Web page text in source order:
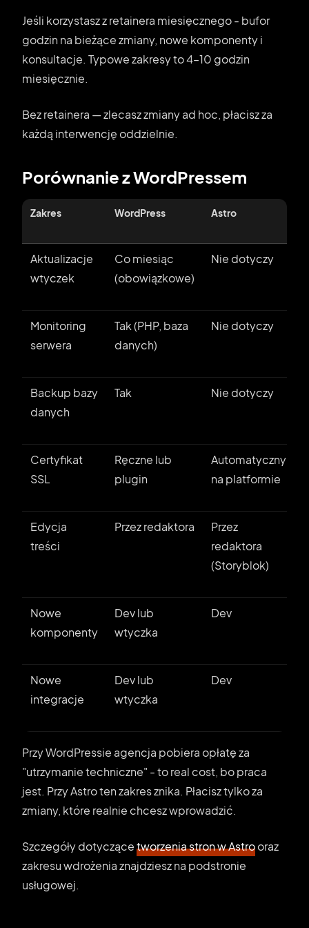
Jeśli korzystasz z retainera miesięcznego - bufor
godzin na bieżące zmiany, nowe komponenty i
konsultacje. Typowe zakresy to 4–10 godzin
miesięcznie.
Bez retainera — zlecasz zmiany ad hoc, płacisz za
każdą interwencję oddzielnie.
Porównanie z WordPressem
Zakres WordPress Astro
Aktualizacje
wtyczek
Co miesiąc
(obowiązkowe)
Nie dotyczy
Monitoring
serwera
Tak (PHP, baza
danych)
Nie dotyczy
Backup bazy
danych
Tak Nie dotyczy
Certyfikat
SSL
Ręczne lub
plugin
Automatyczny
na platformie
Edycja
treści
Przez redaktora
Przez
redaktora
(Storyblok)
Nowe
komponenty
Dev lub
wtyczka
Dev
Nowe
integracje
Dev lub
wtyczka
Dev
Przy WordPressie agencja pobiera opłatę za
"utrzymanie techniczne" - to real cost, bo praca
jest. Przy Astro ten zakres znika. Płacisz tylko za
zmiany, które realnie chcesz wprowadzić.
Szczegóły dotyczącetworzenia stron w Astrooraz
zakresu wdrożenia znajdziesz na podstronie
usługowej.